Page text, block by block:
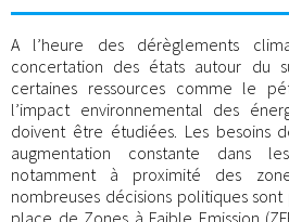
A l’heure des dérèglements
concertation des états autour du
certaines ressources comme le
l’impact environnemental des
doivent être étudiées. Les besoins
augmentation constante dans
notamment à proximité des
nombreuses décisions politiques